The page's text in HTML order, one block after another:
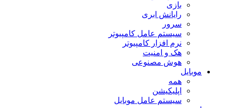
بازی
رایانش ابری
سرور
سیستم عامل کامپیوتر
نرم افزار کامپیوتر
هک و امنیت
هوش مصنوعی
موبایل
همه
اپلیکیشن
سیستم عامل موبایل